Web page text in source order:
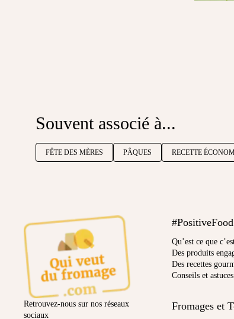
Souvent associé à...
FÊTE DES MÈRES PÂQUES RECETTE
Retrouvez-nous sur nos réseaux
sociaux
#PositiveFood
Qu’est ce que
Des produits
Des recettes
Conseils et astuces
Fromages et